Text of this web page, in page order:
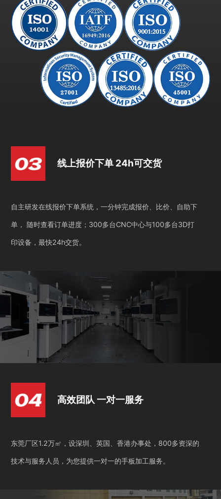
线上报价下单 24h可交货
自主研发在线报价下单系统，一分钟完成报价、比价、自助下
单， 随时查看订单进度；300多台CNC中心与100多台3D打
印设备，最快24h交货。
高效团队 一对一服务
东莞厂区1.2万㎡，设深圳、英国、香港办事处，800多资深的
技术与服务人员，为您提供一对一的手板加工服务。